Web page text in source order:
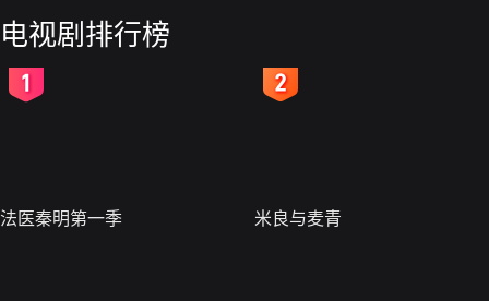
电视剧排行榜
法医秦明第一季 米良与麦青